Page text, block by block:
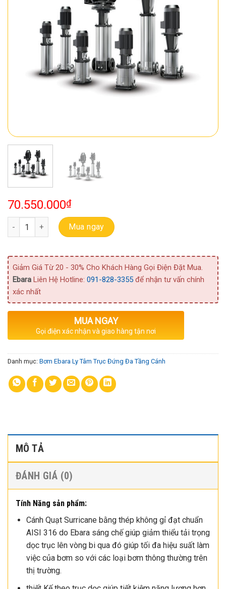
70.550.000₫
Bơm Đa Tầng Cánh Trục Đứng Ebara EVMS 5 27F5 HQ1BEG E/5.5
Mua ngay
Giảm Giá Từ 20 - 30% Cho Khách Hàng Gọi Điện Đặt Mua.
Ebara Liên Hệ Hotline: 091-828-3355 để nhận tư vấn chính
xác nhất
MUA NGAY
Gọi điện xác nhận và giao hàng tận nơi
Danh mục: Bơm Ebara Ly Tâm Trục Đứng Đa Tầng Cánh
MÔ TẢ
ĐÁNH GIÁ (0)
Tính Năng sản phẩm:
Cánh Quạt Surricane bằng thép không gỉ đạt chuẩn
AISI 316 do Ebara sáng chế giúp giảm thiểu tải trọng
dọc trục lên vòng bi qua đó giúp tối đa hiệu suất làm
việc của bơm so với các loại bơm thông thường trên
thị trường.